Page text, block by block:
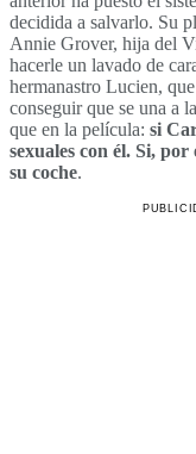
decidida a salvarlo. Su
Annie Grover, hija del
hacerle un lavado de
hermanastro Lucien,
conseguir que se una a
que en la película: si
sexuales con él. Si,
su coche.